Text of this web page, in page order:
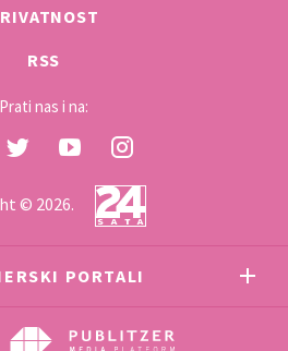
RSS
Prati nas i na:
© 2026.
PORTALI